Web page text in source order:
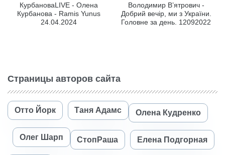
КурбановаLIVE - Олена
Курбанова - Ramis Yunus
24.04.2024
Володимир В’ятрович -
Добрий вечір, ми з України.
Головне за день. 12092022
Страницы авторов сайта
Отто Йорк Таня Адамс Олена Кудренко
Олег Шарп СтопРаша Елена Подгорная